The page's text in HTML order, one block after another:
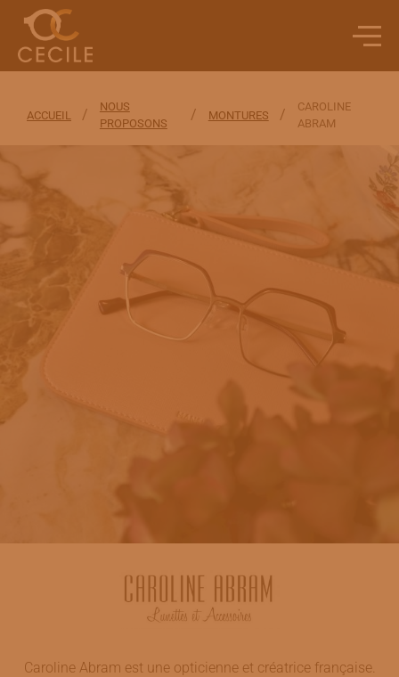
ACCUEIL /
NOUS
PROPOSONS
/ MONTURES /
CAROLINE
ABRAM
Caroline Abram est une opticienne et créatrice française.